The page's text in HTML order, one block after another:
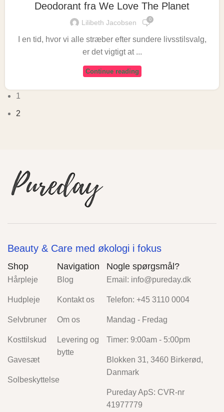
Deodorant fra We Love The Planet
Lilibeth Jacobsen 0
I en tid, hvor vi alle stræber efter sundere livsstilsvalg,
er det vigtigt at ...
Continue reading
1
2
Beauty & Care med økologi i fokus
Shop
Hårpleje
Hudpleje
Selvbruner
Kosttilskud
Gavesæt
Solbeskyttelse
Navigation
Blog
Kontakt os
Om os
Levering og
bytte
Nogle spørgsmål?
Email: info@pureday.dk
Telefon: +45 3110 0004
Mandag - Fredag
Timer: 9:00am - 5:00pm
Blokken 31, 3460 Birkerød,
Danmark
Pureday ApS: CVR-nr
41977779